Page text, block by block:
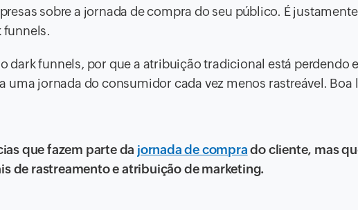
sobre a jornada de compra do seu público. É
funnels.
dark funnels, por que a atribuição tradicional está perdendo
uma jornada do consumidor cada vez menos rastreável. Boa
que fazem parte da jornada de comprado cliente, mas
de rastreamento e atribuição de marketing.